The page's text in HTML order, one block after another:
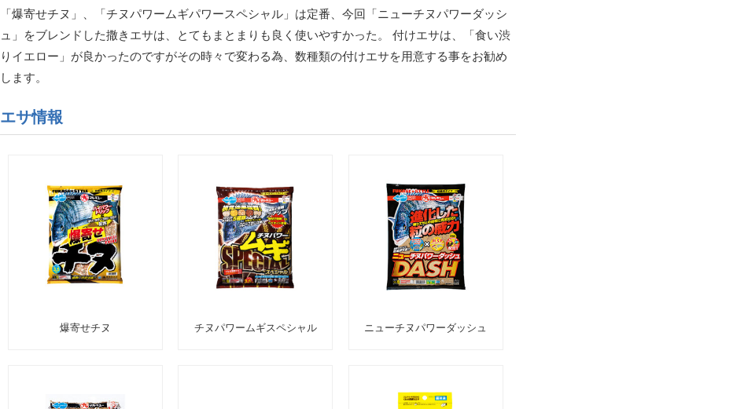
「爆寄せチヌ」、「チヌパワームギパワースペシャル」は定番、今回「ニューチヌパワーダッシ
ュ」をブレンドした撒きエサは、とてもまとまりも良く使いやすかった。 付けエサは、「食い渋
りイエロー」が良かったのですがその時々で変わる為、数種類の付けエサを用意する事をお勧め
します。
エサ情報
爆寄せチヌ チヌパワームギスペシャル ニューチヌパワーダッシュ